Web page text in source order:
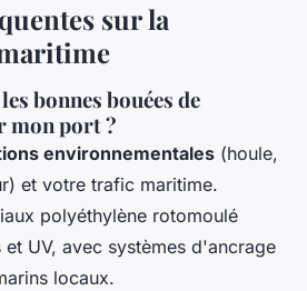
sur la
bonnes bouées de
mon port ?
environnementales (houle,
et votre trafic maritime.
polyéthylène rotomoulé
UV, avec systèmes d'ancrage
locaux.